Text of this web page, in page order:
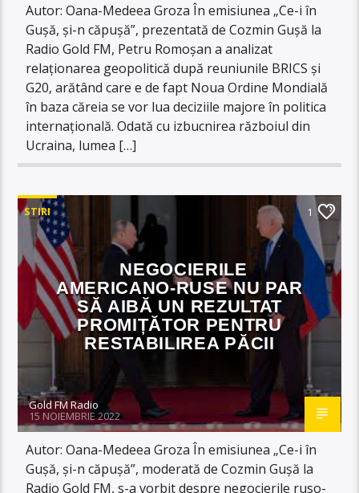
Autor: Oana-Medeea Groza În emisiunea „Ce-i în
Gușă, și-n căpușă”, prezentată de Cozmin Gușă la
Radio Gold FM, Petru Romoșan a analizat
relaționarea geopolitică după reuniunile BRICS și
G20, arătând care e de fapt Noua Ordine Mondială
în baza căreia se vor lua deciziile majore în politica
internațională. Odată cu izbucnirea războiul din
Ucraina, lumea […]
STIRI 1
NEGOCIERILE
AMERICANO-RUSE NU PAR
SĂ AIBĂ UN REZULTAT
PROMIȚĂTOR PENTRU
RESTABILIREA PĂCII
Gold FM Radio
15 NOIEMBRIE 2022
Autor: Oana-Medeea Groza În emisiunea „Ce-i în
Gușă, și-n căpușă”, moderată de Cozmin Gușă la
Radio Gold FM, s-a vorbit despre negocierile ruso-